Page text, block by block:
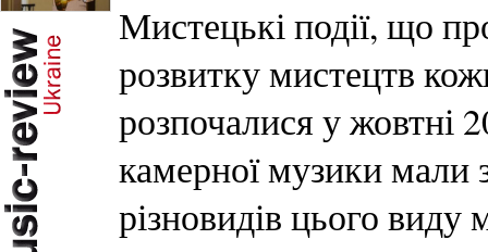
Мистецькі події, що
розвитку мистецтв
розпочалися у жовтні
камерної музики мали
різновидів цього